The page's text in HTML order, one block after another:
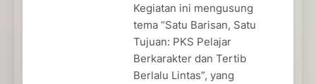
Kegiatan ini mengusung
tema “Satu Barisan, Satu
Tujuan: PKS Pelajar
Berkarakter dan Tertib
Berlalu Lintas”, yang